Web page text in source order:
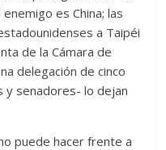
es China; las
a Taipéi
de la Cámara de
delegación de cinco
senadores- lo dejan
puede hacer frente a